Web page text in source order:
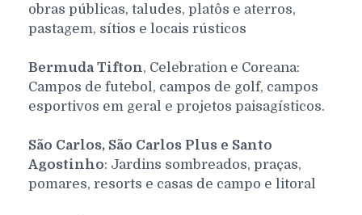
obras públicas, taludes, platôs e aterros,
pastagem, sítios e locais rústicos
Bermuda Tifton, Celebration e Coreana:
Campos de futebol, campos de golf, campos
esportivos em geral e projetos paisagísticos.
São Carlos, São Carlos Plus e Santo
Agostinho: Jardins sombreados, praças,
pomares, resorts e casas de campo e litoral